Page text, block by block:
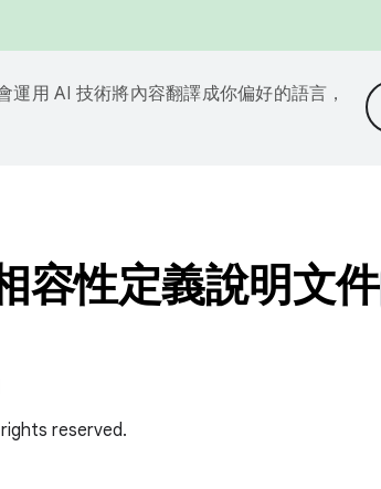
運用 AI 技術將內容翻譯成你偏好的語言，
容性定義說明文件
reserved.